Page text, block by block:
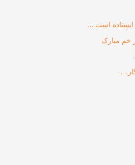
ایستاده است …
خم مبارک